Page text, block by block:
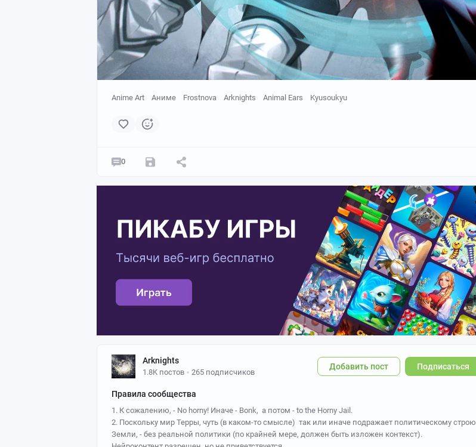
Anime Art Аниме Frostnova Arknights Animal Ears Kyusoukyu
0
Arknights
1.8K постов 265 подписчиков
Подписаться
Добавить пост
Правила сообщества
1. К сожалению, - No horny! Иначе - Bonk, а потом - to the Horny Jail.
2. Поскольку мир Терры, чуть (в каком-то смысле) так или иначе подражает политическому строю
Земли, - без реальной политики (по крайней мере, должен быть изложен контекст).